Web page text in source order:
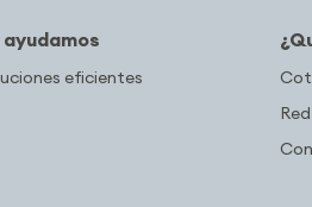
ayudamos
eficientes